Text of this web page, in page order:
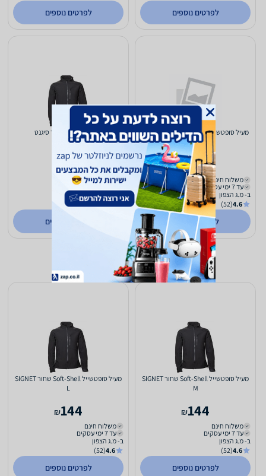
לפרטים נוספים לפרטים נוספים
מעיל סופטשייל Soft-Shell שחור SIGNET
XL
144
₪
משלוח חינם
עד 7 ימי עסקים
ב- מ.ג הצפון
4.6
(52)
לפרטים נוספים
מעיל סופטשל שחור סיגנט
209
₪
כולל משלוח (₪29)
עד 7 ימי עסקים
ב- Home360
0.0
(56)
לפרטים נוספים
מעיל סופטשייל Soft-Shell שחור SIGNET
M
144
₪
משלוח חינם
עד 7 ימי עסקים
ב- מ.ג הצפון
4.6
(52)
לפרטים נוספים
מעיל סופטשייל Soft-Shell שחור SIGNET
L
144
₪
משלוח חינם
עד 7 ימי עסקים
ב- מ.ג הצפון
4.6
(52)
לפרטים נוספים